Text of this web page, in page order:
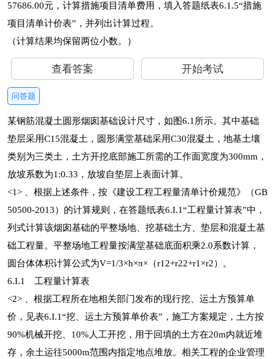
57686.00元，计算措施项目清单费用，填入答题纸表6.1.5“措施
项目清单计价表”，并列出计算过程。
（计算结果均保留两位小数。）
查看答案 开始考试
问答题
某钢筋混凝土圆形烟囱基础设计尺寸，如图6.1所示。其中基础
垫层采用C15混凝土，圆形满堂基础采用C30混凝土，地基土壤
类别为三类土，土方开挖底部施工所需的工作面宽度为300mm，
放坡系数为1:0.33，放坡自垫层上表面计算。
<1> 、根据上述条件，按《建设工程工程量清单计价规范》（GB
50500-2013）的计算规则，在答题纸表6.I.1“工程量计算表”中，
列式计算该烟囱基础的平整场地、挖基础土方、垫层和混凝土基
础工程量。平整场地工程量按满堂基础底面积乘2.0系数计算，
圆台体体积计算公式为V=1/3×h×π×（r12+r22+r1×r2）。
6.I.1 工程量计算表
<2> 、根据工程所在地相关部门发布的现行挖、运土方预算单
价，见表6.I.1“挖、运土方预算单价表”，施工方案规定，土方按
90%机械开挖、10%人工开挖，用于回填的土方在20m内就近堆
存，余土运往5000m范围内指定地点堆放。相关工程的企业管理